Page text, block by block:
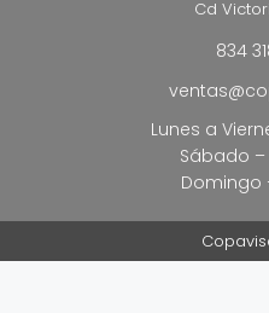
Cd
834
Lunes a
Sábado –
Domingo